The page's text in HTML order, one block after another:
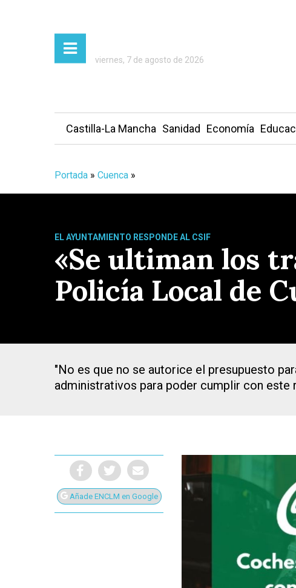
Presiona Intro para buscar o ESC para cerrar
viernes, 7 de agosto de 2026
Castilla-La Mancha Sanidad Economía
Portada » Cuenca »
EL AYUNTAMIENTO RESPONDE AL CSIF
«Se ultiman los
Policía Local de
"No es que no se autorice el presupuesto
administrativos para poder cumplir con este
Añade ENCLM en Google